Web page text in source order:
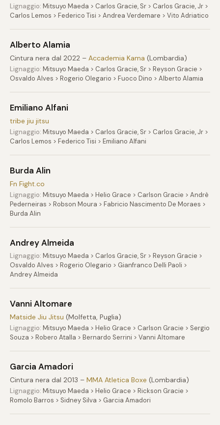
Lignaggio: Mitsuyo Maeda > Carlos Gracie, Sr > Carlos Gracie, Jr >
Carlos Lemos > Federico Tisi > Andrea Verdemare > Vito Adriatico
Alberto Alamia
Cintura nera dal 2022 – Accademia Kama (Lombardia)
Lignaggio: Mitsuyo Maeda > Carlos Gracie, Sr > Reyson Gracie >
Osvaldo Alves > Rogerio Olegario > Fuoco Dino > Alberto Alamia
Emiliano Alfani
tribe jiu jitsu
Lignaggio: Mitsuyo Maeda > Carlos Gracie, Sr > Carlos Gracie, Jr >
Carlos Lemos > Federico Tisi > Emiliano Alfani
Burda Alin
Fn Fight.co
Lignaggio: Mitsuyo Maeda > Helio Grace > Carlson Gracie > Andrè
Pederneiras > Robson Moura > Fabricio Nascimento De Moraes >
Burda Alin
Andrey Almeida
Lignaggio: Mitsuyo Maeda > Carlos Gracie, Sr > Reyson Gracie >
Osvaldo Alves > Rogerio Olegario > Gianfranco Delli Paoli >
Andrey Almeida
Vanni Altomare
Matside Jiu Jitsu (Molfetta, Puglia)
Lignaggio: Mitsuyo Maeda > Helio Grace > Carlson Gracie > Sergio
Souza > Robero Atalla > Bernardo Serrini > Vanni Altomare
Garcia Amadori
Cintura nera dal 2013 – MMA Atletica Boxe (Lombardia)
Lignaggio: Mitsuyo Maeda > Helio Grace > Rickson Gracie >
Romolo Barros > Sidney Silva > Garcia Amadori